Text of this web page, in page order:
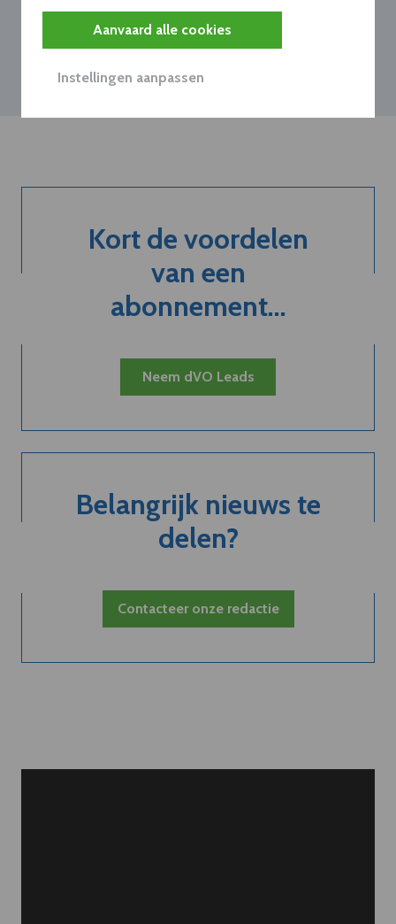
Aanvaard alle cookies
Instellingen aanpassen
productie van
elektrische axiale
Europese Maybach
Atelier in Warschau
Kort de voordelen
van een
abonnement...
Neem dVO Leads
Belangrijk nieuws te
delen?
Contacteer onze redactie